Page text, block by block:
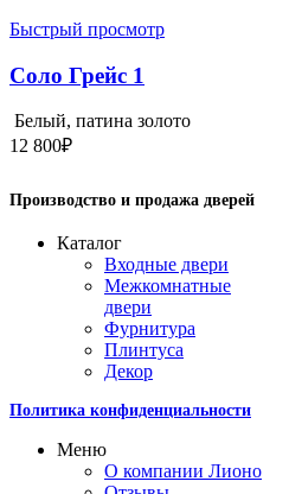
Быстрый просмотр
Соло Грейс 1
Белый, патина золото
12 800₽
Производство и продажа дверей
Каталог
Входные двери
Межкомнатные
двери
Фурнитура
Плинтуса
Декор
Политика конфиденциальности
Меню
О компании Лионо